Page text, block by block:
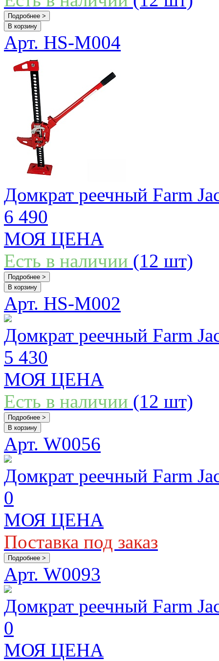
Подробнее >
В корзину
Арт. HS-M004
Домкрат реечный Farm
6 490
МОЯ ЦЕНА
Есть в наличии (12 шт)
Подробнее >
В корзину
Арт. HS-M002
Домкрат реечный Farm
5 430
МОЯ ЦЕНА
Есть в наличии (12 шт)
Подробнее >
В корзину
Арт. W0056
Домкрат реечный Farm
0
МОЯ ЦЕНА
Поставка под заказ
Подробнее >
Арт. W0093
Домкрат реечный Farm
0
МОЯ ЦЕНА